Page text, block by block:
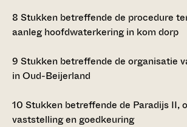
8 Stukken betreffende de procedure
aanleg hoofdwaterkering in kom dorp
9 Stukken betreffende de organisatie
in Oud-Beijerland
10 Stukken betreffende de Paradijs II,
vaststelling en goedkeuring